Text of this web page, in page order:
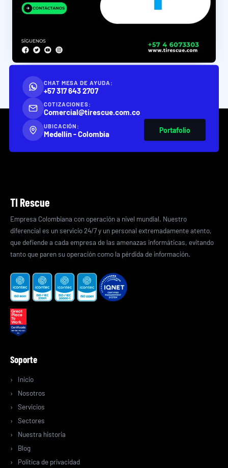
CHAT MESA DE AYUDA:
+57 317 643 2707
COTIZACIONES:
Comercial@tirescue.com.co
UBICACIÓN:
Medellín - Colombia Portafolio
TI Rescue
Empresa Colombiana con operación a nivel mundial. Nuestro
diferencial es un servicio 24/7 y un personal extremadamente atento,
que defiende a cada empresa de las amenazas informáticas, evitando
tanto que paren su operación como la pérdida de información.
Soporte
Inicio
Nosotros
Servicios
Sectores
Nuestra historia
Blog
Politica de privacidad